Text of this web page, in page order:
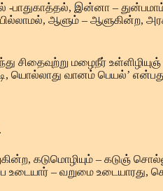
-பாதுகாத்தல், இன்னா –
ஆளும் – ஆளுகின்ற,
மழைநீர்
யொல்லாது வானம் பெயல்’
கடுமொழியும் – கடுஞ்
உடையார் – வறுமை